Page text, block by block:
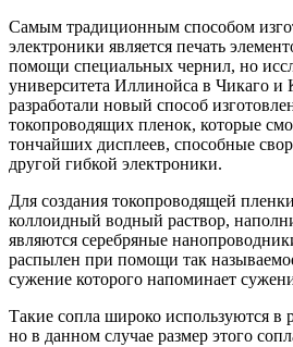
Самым традиционным способом
электроники является печать
помощи специальных чернил, но
университета Иллинойса в Чикаго и
разработали новый способ
токопроводящих пленок, которые
тончайших дисплеев, способные
другой гибкой электроники.
Для создания токопроводящей
коллоидный водный раствор,
являются серебряные
распылен при помощи так
сужение которого напоминает
Такие сопла широко используются в
но в данном случае размер этого